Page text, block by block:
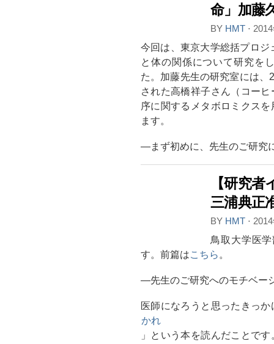
命」加藤
BY HMT ⋅
今回は、東京大学総括プロ
と体の関係について研究を
た。加藤先生の研究室には、
された高橋祥子さん（コー
序に関するメタボロミクス
ます。
―まず初めに、先生のご研究
【研究
三浦典正
BY HMT ⋅
鳥取大学医
す。前篇はこちら 。
―先生のご研究へのモチベー
医師になろうと思ったきっ
かれ
」という本を読んだことで